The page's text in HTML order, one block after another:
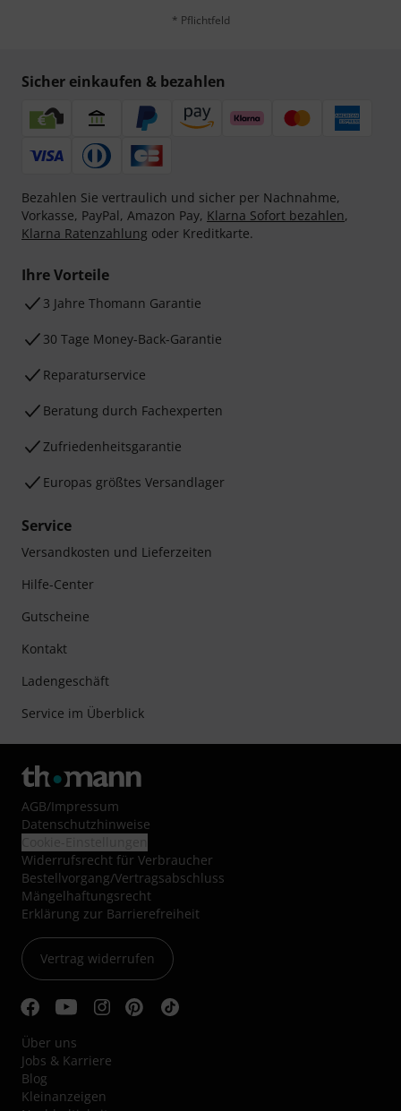
* Pflichtfeld
Sicher einkaufen & bezahlen
Bezahlen Sie vertraulich und sicher per Nachnahme,
Vorkasse, PayPal, Amazon Pay, Klarna Sofort bezahlen,
Klarna Ratenzahlung oder Kreditkarte.
Ihre Vorteile
3 Jahre Thomann Garantie
30 Tage Money-Back-Garantie
Reparaturservice
Beratung durch Fachexperten
Zufriedenheitsgarantie
Europas größtes Versandlager
Service
Versandkosten und Lieferzeiten
Hilfe-Center
Gutscheine
Kontakt
Ladengeschäft
Service im Überblick
AGB/Impressum
Datenschutzhinweise
Widerrufsrecht für Verbraucher
Bestellvorgang/Vertragsabschluss
Mängelhaftungsrecht
Erklärung zur Barrierefreiheit
Vertrag widerrufen
Über uns
Jobs & Karriere
Blog
Kleinanzeigen